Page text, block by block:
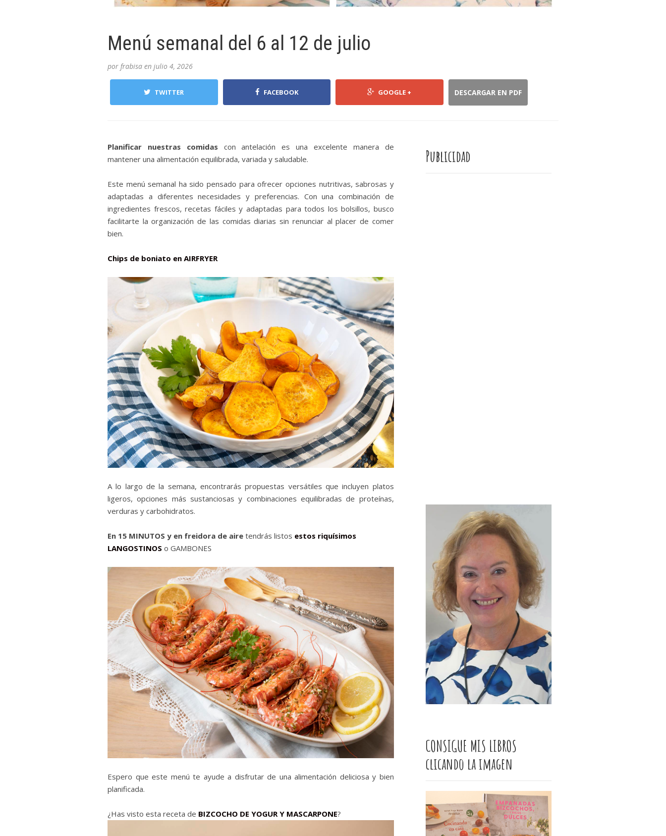
Menú semanal del 6 al 12 de julio
por frabisa en julio 4, 2026
TWITTER FACEBOOK GOOGLE + DESCARGAR EN PDF
Planificar nuestras comidas con antelación es una excelente manera de
mantener una alimentación equilibrada, variada y saludable.
Este menú semanal ha sido pensado para ofrecer opciones nutritivas, sabrosas y
adaptadas a diferentes necesidades y preferencias. Con una combinación de
ingredientes frescos, recetas fáciles y adaptadas para todos los bolsillos, busco
facilitarte la organización de las comidas diarias sin renunciar al placer de comer
bien.
Chips de boniato en AIRFRYER
A lo largo de la semana, encontrarás propuestas versátiles que incluyen platos
ligeros, opciones más sustanciosas y combinaciones equilibradas de proteínas,
verduras y carbohidratos.
En 15 MINUTOS y en freidora de aire tendrás listos estos riquísimos
LANGOSTINOS o GAMBONES
Espero que este menú te ayude a disfrutar de una alimentación deliciosa y bien
planificada.
¿Has visto esta receta de BIZCOCHO DE YOGUR Y MASCARPONE?
Publicidad
CONSIGUE MIS LIBROS
clicando la imagen